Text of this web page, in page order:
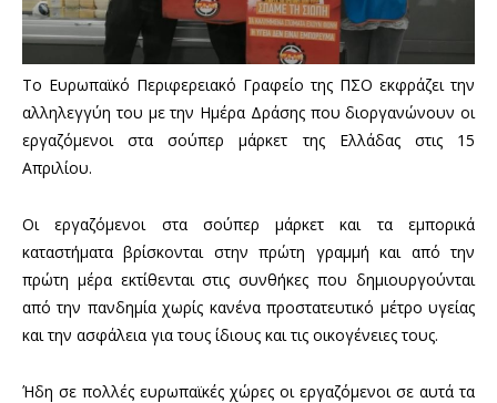
Το Ευρωπαϊκό Περιφερειακό Γραφείο της ΠΣΟ εκφράζει την
αλληλεγγύη του με την Ημέρα Δράσης που διοργανώνουν οι
εργαζόμενοι στα σούπερ μάρκετ της Ελλάδας στις 15
Απριλίου.
Οι εργαζόμενοι στα σούπερ μάρκετ και τα εμπορικά
καταστήματα βρίσκονται στην πρώτη γραμμή και από την
πρώτη μέρα εκτίθενται στις συνθήκες που δημιουργούνται
από την πανδημία χωρίς κανένα προστατευτικό μέτρο υγείας
και την ασφάλεια για τους ίδιους και τις οικογένειες τους.
Ήδη σε πολλές ευρωπαϊκές χώρες οι εργαζόμενοι σε αυτά τα